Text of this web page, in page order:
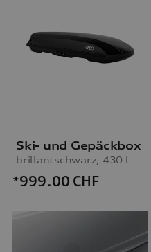
Ski- und Gepäckbox
brillantschwarz, 430 l
*999.00 CHF